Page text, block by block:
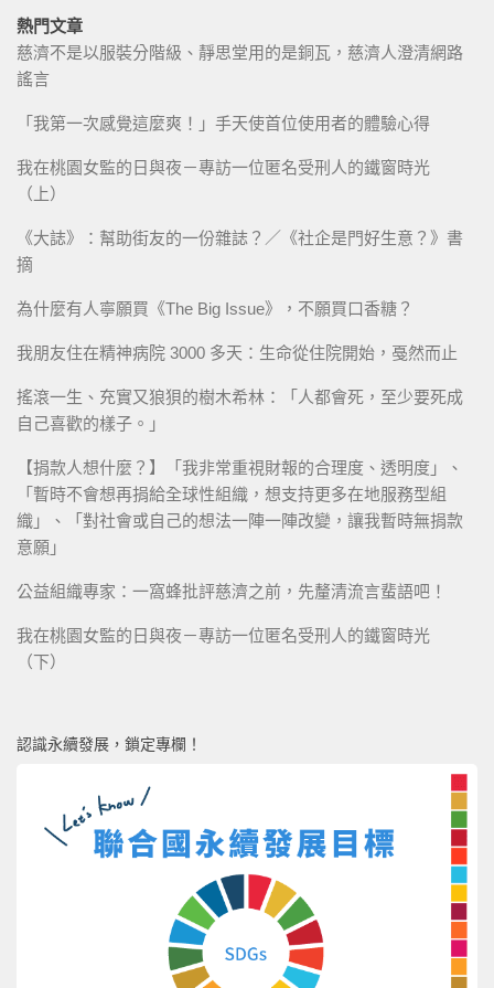
熱門文章
慈濟不是以服裝分階級、靜思堂用的是銅瓦，慈濟人澄清網路
謠言
「我第一次感覺這麼爽！」手天使首位使用者的體驗心得
我在桃園女監的日與夜－專訪一位匿名受刑人的鐵窗時光
（上）
《大誌》：幫助街友的一份雜誌？／《社企是門好生意？》書
摘
為什麼有人寧願買《The Big Issue》，不願買口香糖？
我朋友住在精神病院 3000 多天：生命從住院開始，戞然而止
搖滾一生、充實又狼狽的樹木希林：「人都會死，至少要死成
自己喜歡的樣子。」
【捐款人想什麼？】「我非常重視財報的合理度、透明度」、
「暫時不會想再捐給全球性組織，想支持更多在地服務型組
織」、「對社會或自己的想法一陣一陣改變，讓我暫時無捐款
意願」
公益組織專家：一窩蜂批評慈濟之前，先釐清流言蜚語吧！
我在桃園女監的日與夜－專訪一位匿名受刑人的鐵窗時光
（下）
認識永續發展，鎖定專欄！